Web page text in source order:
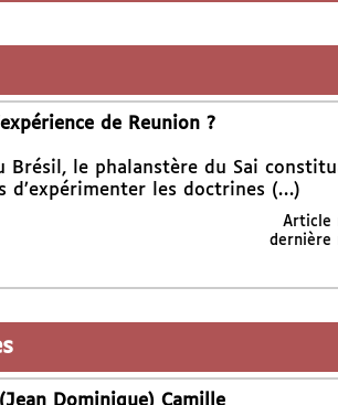
de Reunion ?
Brésil, le phalanstère du Sai
d’expérimenter les doctrines (…)
Article
dernière
Dominique) Camille